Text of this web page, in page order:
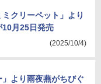
クリーペット」より
10月25日発売
(2025/10/4)
」より雨夜燕がちびぐ